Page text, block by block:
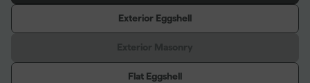
Exterior Eggshell
Flat Eggshell